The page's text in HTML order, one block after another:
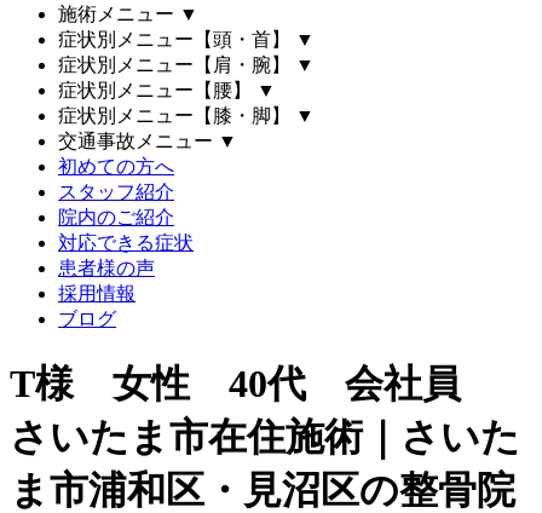
施術メニュー ▼
症状別メニュー【頭・首】
▼
症状別メニュー【肩・腕】
▼
症状別メニュー【腰】
▼
症状別メニュー【膝・脚】
▼
交通事故メニュー ▼
初めての方へ
スタッフ紹介
院内のご紹介
対応できる症状
患者様の声
採用情報
ブログ
T様 女性 40代 会社員
さいたま市在住施術｜さいた
ま市浦和区・見沼区の整骨院